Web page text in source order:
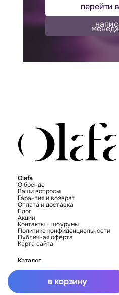
в корзину
перейти
Olafa
О бренде
Ваши вопросы
Гарантия и возврат
Оплата и доставка
Блог
Акции
Контакты + шоурумы
Политика конфиденциальности
Публичная оферта
Карта сайта
Каталог